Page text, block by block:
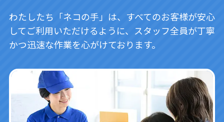
わたしたち「ネコの手」は、すべてのお客様が安心
してご利用いただけるように、スタッフ全員が丁寧
かつ迅速な作業を心がけております。